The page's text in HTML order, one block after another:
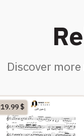
Discover
19.99$